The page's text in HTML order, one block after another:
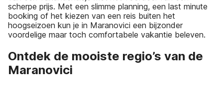
scherpe prijs. Met een slimme planning, een last minute
booking of het kiezen van een reis buiten het
hoogseizoen kun je in Maranovici een bijzonder
voordelige maar toch comfortabele vakantie beleven.
Ontdek de mooiste regio’s van de
Maranovici